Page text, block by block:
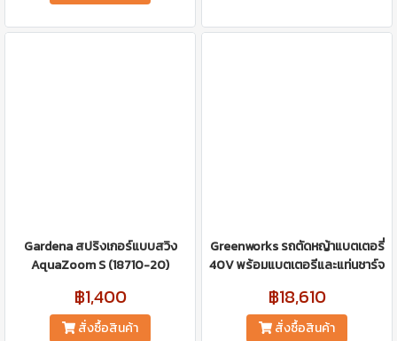
Gardena สปริงเกอร์แบบสวิง
AquaZoom S (18710-20)
฿1,400
สั่งซื้อสินค้า
Greenworks รถตัดหญ้าแบตเตอรี่
40V พร้อมแบตเตอรีและแท่นชาร์จ
฿18,610
สั่งซื้อสินค้า